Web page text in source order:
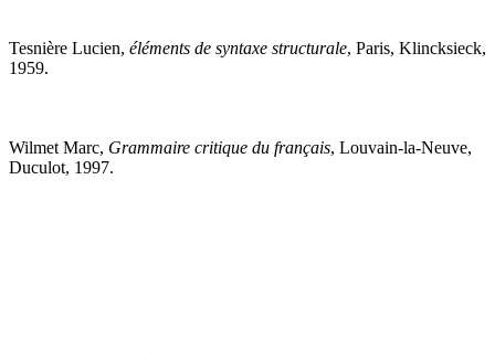
Tesnière Lucien, éléments de syntaxe structurale, Paris, Klincksieck,
1959.
Wilmet Marc, Grammaire critique du français, Louvain-la-Neuve,
Duculot, 1997.